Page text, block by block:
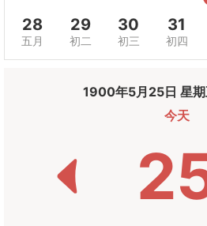
28
五月
29
初二
30
初三
31
初四
1900年5月25日 星
今天